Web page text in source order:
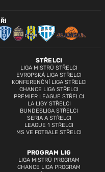
STŘELCI
LIGA MISTRŮ STŘELCI
EVROPSKÁ LIGA STŘELCI
KONFERENČNÍ LIGA STŘELCI
CHANCE LIGA STŘELCI
PREMIER LEAGUE STŘELCI
LA LIGY STŘELCI
BUNDESLIGA STŘELCI
SERIA A STŘELCI
LEAGUE 1 STŘELCI
MS VE FOTBALE STŘELCI
PROGRAM LIG
LIGA MISTRŮ PROGRAM
CHANCE LIGA PROGRAM